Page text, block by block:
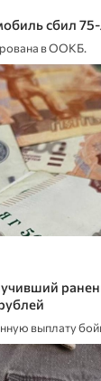
сбил
в ООКБ.
выплату